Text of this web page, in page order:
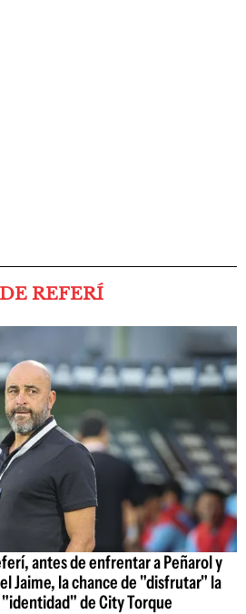
REFERÍ
antes de enfrentar a Peñarol y
Jaime, la chance de "disfrutar" la
de City Torque